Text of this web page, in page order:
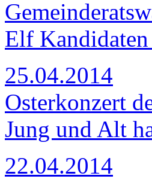
Elf
25.04.2014
Osterkonzert
Jung und Alt
22.04.2014